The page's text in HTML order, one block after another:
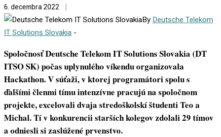
6. decembra 2022
By Deutsche Telekom
IT Solutions Slovakia -
Spoločnosť Deutsche Telekom IT Solutions Slovakia (DT
ITSO SK) počas uplynulého víkendu organizovala
Hackathon. V súťaži, v ktorej programátori spolu s
ďalšími členmi tímu intenzívne pracujú na spoločnom
projekte, excelovali dvaja stredoškolskí študenti Teo a
Michal. Tí v konkurencii starších kolegov zdolali 29 tímov
a odniesli si zaslúžené prvenstvo.